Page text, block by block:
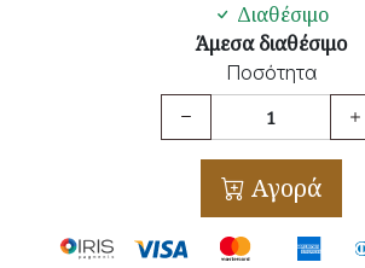
Διαθέσιμο
Άμεσα διαθέσιμο
Ποσότητα
Αγορά